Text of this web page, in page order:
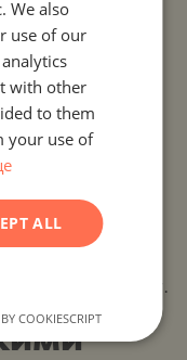
и готови
в процес на
на
Годеч в
които търсят
за
стойност.
ENGLISH
GERMAN
ROMANIAN
SERBIAN
We also
use of our
with other
to them
your use of
ALL
COOKIESCRIPT